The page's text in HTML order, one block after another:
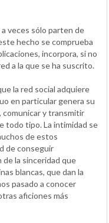
veces sólo parten de
hecho se comprueba
incorpora, si no
a la que se ha suscrito.
la red social adquiere
en particular genera su
comunicar y transmitir
todo tipo. La intimidad se
de estos
de conseguir
la sinceridad que
blancas, que dan la
pasado a conocer
aficiones más